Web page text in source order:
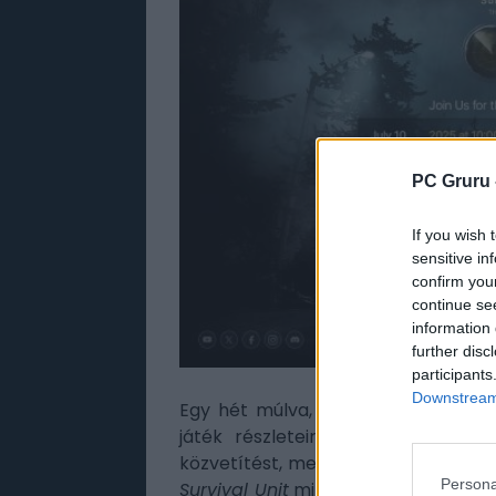
PC
If you wish
sensitive
confirm
continue
information
further
Egy hét múlva, egész pontosan
játék részleteiről, a fejlesztők
közvetítést, melynek keretein
Survival Unitminden csínját-bínját.